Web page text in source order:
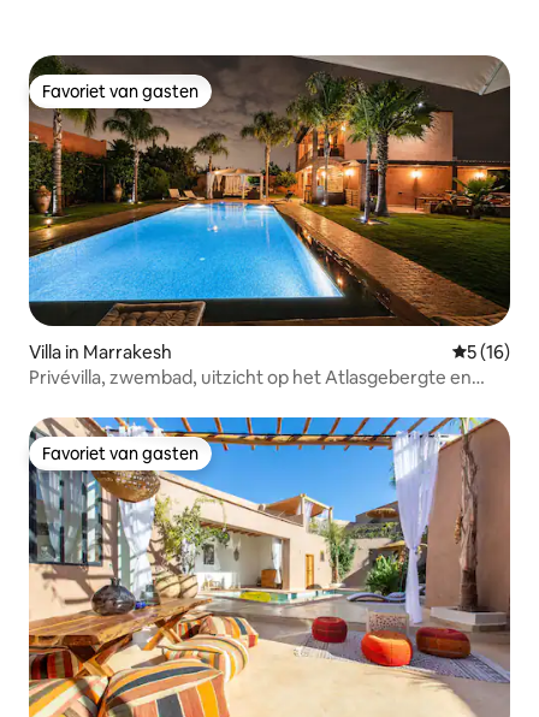
Favoriet van gasten
Favoriet van gasten
Villa in Marrakesh
5 (16)
Privévilla, zwembad, uitzicht op het Atlasgebergte en
Favoriet van gasten
Favoriet van gasten